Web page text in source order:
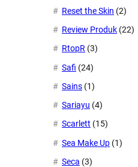
Reset the Skin (2)
Review Produk (22)
RtopR (3)
Safi (24)
Sains (1)
Sariayu (4)
Scarlett (15)
Sea Make Up (1)
Seca (3)